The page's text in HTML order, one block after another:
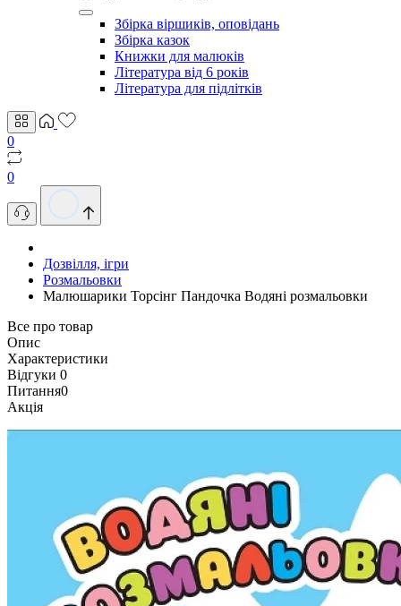
Збірка віршиків, оповідань
Збірка казок
Книжки для малюків
Література від 6 років
Література для підлітків
0
0
Дозвілля, ігри
Розмальовки
Малюшарики Торсінг Пандочка Водяні розмальовки
Все про товар
Опис
Характеристики
Відгуки 0
Питання0
Акція